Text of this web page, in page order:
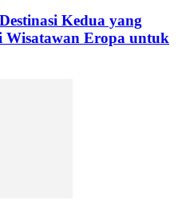
Kedua yang
Wisatawan Eropa untuk